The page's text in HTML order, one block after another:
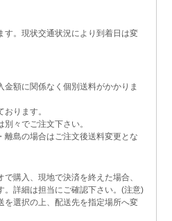
。現状交通状況により到着日は変
金額に関係なく個別送料がかかりま
ります。
々でご注文下さい。
島の場合はご注文後送料変更とな
購入、現地で決済を終えた場合、
。詳細は担当にご確認下さい。(注意)
を選択の上、配送先を指定場所へ変